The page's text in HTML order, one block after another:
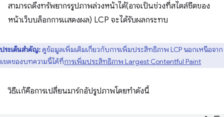
สามารถดึงทรัพยากรรูปภาพล่วงหน้าได้(อาจเป็นช่วงที่สไตล์ชีตของ
หน้าเว็บบล็อกการแสดงผล) LCP จะได้รับผลกระทบ
ประเด็นสำคัญ:ดูข้อมูลเพิ่มเติมเกี่ยวกับการเพิ่มประสิทธิภาพ LCP นอกเหนือจาก
ขตของบทความนี้ได้ที่การเพิ่มประสิทธิภาพ Largest Contentful Paint
วิธีแก้คือการเปลี่ยนมาร์กอัปรูปภาพโดยทำดังนี้